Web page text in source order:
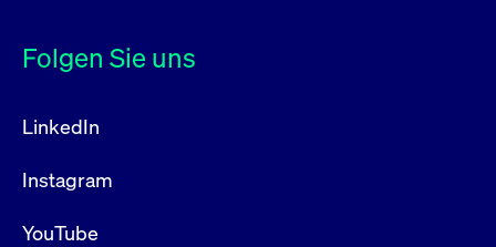
Folgen Sie uns
LinkedIn
Instagram
YouTube